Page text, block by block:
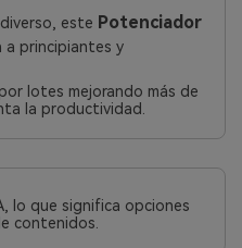
este Potenciador
a principiantes y
lotes mejorando más de
la productividad.
lo que significa opciones
contenidos.